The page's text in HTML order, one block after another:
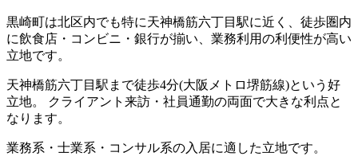
黒崎町は北区内でも特に天神橋筋六丁目駅に近く、徒歩圏内
に飲食店・コンビニ・銀行が揃い、業務利用の利便性が高い
立地です。
天神橋筋六丁目駅まで徒歩4分(大阪メトロ堺筋線)という好
立地。 クライアント来訪・社員通勤の両面で大きな利点と
なります。
業務系・士業系・コンサル系の入居に適した立地です。